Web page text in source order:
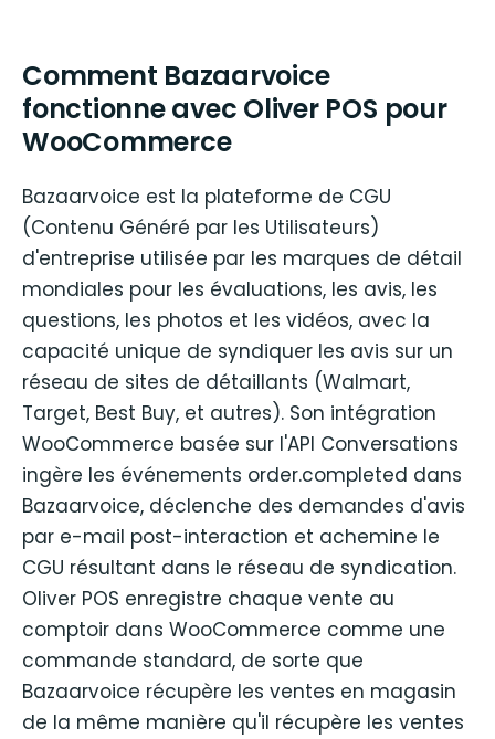
Comment Bazaarvoice
fonctionne avec Oliver POS pour
WooCommerce
Bazaarvoice est la plateforme de CGU
(Contenu Généré par les Utilisateurs)
d'entreprise utilisée par les marques de détail
mondiales pour les évaluations, les avis, les
questions, les photos et les vidéos, avec la
capacité unique de syndiquer les avis sur un
réseau de sites de détaillants (Walmart,
Target, Best Buy, et autres). Son intégration
WooCommerce basée sur l'API Conversations
ingère les événements order.completed dans
Bazaarvoice, déclenche des demandes d'avis
par e-mail post-interaction et achemine le
CGU résultant dans le réseau de syndication.
Oliver POS enregistre chaque vente au
comptoir dans WooCommerce comme une
commande standard, de sorte que
Bazaarvoice récupère les ventes en magasin
de la même manière qu'il récupère les ventes